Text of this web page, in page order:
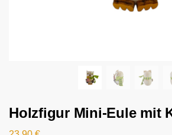
Holzfigur Mini-Eule mit